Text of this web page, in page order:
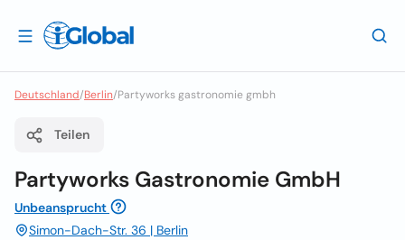
Deutschland/Berlin/Partyworks gastronomie gmbh
Teilen
Partyworks Gastronomie GmbH
Unbeansprucht
Simon-Dach-Str. 36 | Berlin